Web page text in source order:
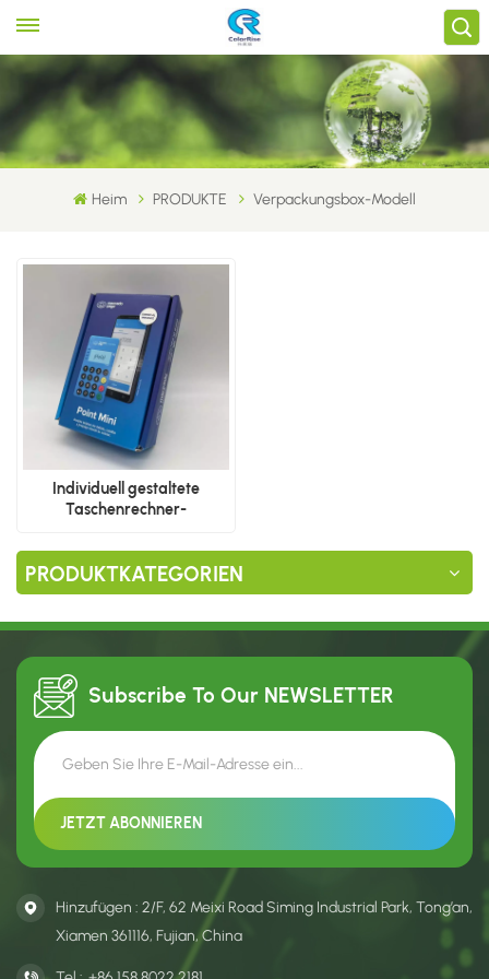
Heim PRODUKTE Verpackungsbox-Modell
Individuell gestaltete
Taschenrechner-
PRODUKTKATEGORIEN
Subscribe To Our NEWSLETTER
Hinzufügen : 2/F, 62 Meixi Road Siming Industrial Park, Tong’an,
Xiamen 361116, Fujian, China